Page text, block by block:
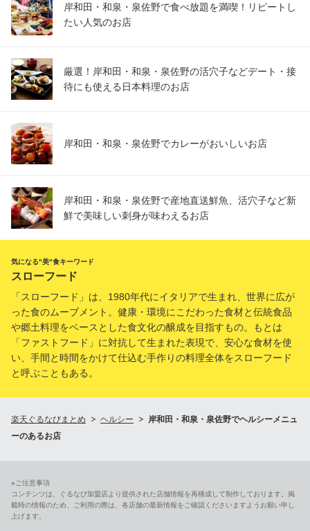
岸和田・和泉・泉佐野で食べ放題を満喫！リピートし
たい人気のお店
厳選！岸和田・和泉・泉佐野の活穴子などデート・接
待にも使える日本料理のお店
岸和田・和泉・泉佐野でカレーがおいしいお店
岸和田・和泉・泉佐野で産地直送鮮魚、活穴子など新
鮮で美味しい刺身が味わえるお店
気になる"美"食キーワード
スローフード
「スローフード」は、1980年代にイタリアで生まれ、世界に広が
った食のムーブメント。健康・環境にこだわった食材と伝統食品
や郷土料理をベースとした食文化の醸成を目指すもの。もとは
「ファストフード」に対抗して生まれた表現で、安心な食材を使
い、手間と時間をかけて仕込む手作りの料理全体をスローフード
と呼ぶこともある。
楽天ぐるなびまとめ ヘルシー
岸和田・和泉・泉佐野でヘルシーメニュ
ーのあるお店
※ご注意事項
コンテンツは、ぐるなび加盟店より提供された店舗情報を再構成して制作しております。掲
載時の情報のため、ご利用の際は、各店舗の最新情報をご確認くださいますようお願い申し
上げます。